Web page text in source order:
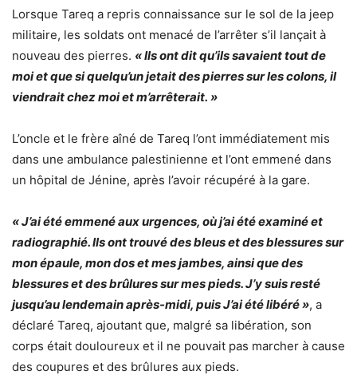
Lorsque Tareq a repris connaissance sur le sol de la jeep
militaire, les soldats ont menacé de l’arrêter s’il lançait à
nouveau des pierres. « Ils ont dit qu’ils savaient tout de
moi et que si quelqu’un jetait des pierres sur les colons, il
viendrait chez moi et m’arrêterait. »
L’oncle et le frère aîné de Tareq l’ont immédiatement mis
dans une ambulance palestinienne et l’ont emmené dans
un hôpital de Jénine, après l’avoir récupéré à la gare.
« J’ai été emmené aux urgences, où j’ai été examiné et
radiographié. Ils ont trouvé des bleus et des blessures sur
mon épaule, mon dos et mes jambes, ainsi que des
blessures et des brûlures sur mes pieds. J’y suis resté
jusqu’au lendemain après-midi, puis J’ai été libéré », a
déclaré Tareq, ajoutant que, malgré sa libération, son
corps était douloureux et il ne pouvait pas marcher à cause
des coupures et des brûlures aux pieds.